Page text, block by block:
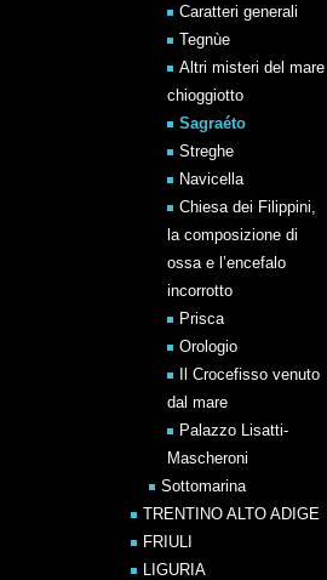
Caratteri generali
Tegnùe
Altri misteri del mare
chioggiotto
Sagraéto
Streghe
Navicella
Chiesa dei Filippini,
la composizione di
ossa e l’encefalo
incorrotto
Prisca
Orologio
Il Crocefisso venuto
dal mare
Palazzo Lisatti-
Mascheroni
Sottomarina
TRENTINO ALTO ADIGE
FRIULI
LIGURIA